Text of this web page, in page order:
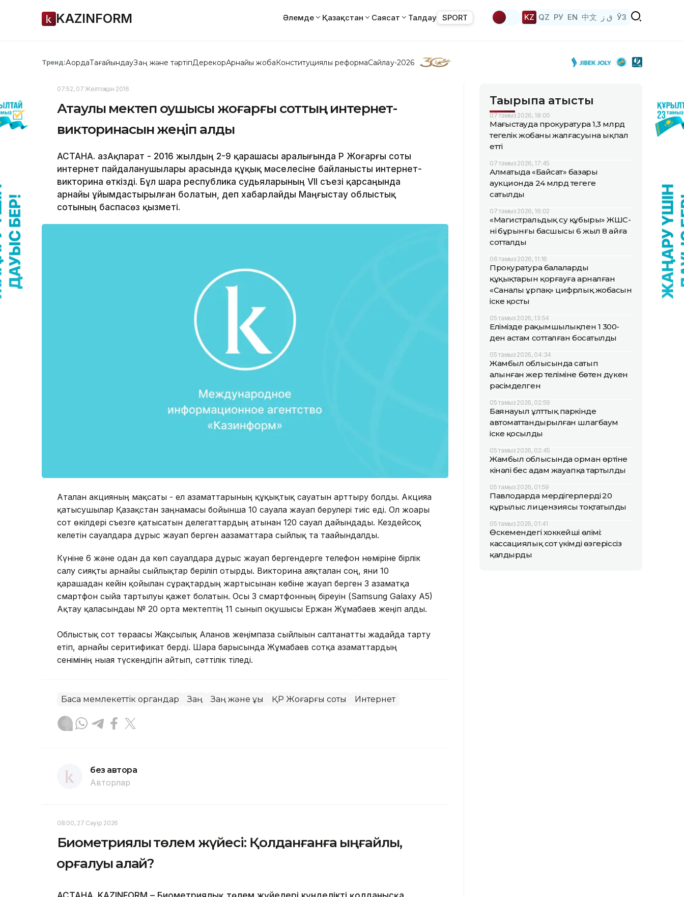
KAZINFORM Әлемде Қазақстан Саясат Талдау SPORT KZ QZ РУ EN 中文 ق ز ЎЗ
Тренд:АқордаТағайындауЗаң және тәртіпДерекқорАрнайы жобаКонституциялық реформаСайлау-2026
07:52, 07 Желтоқсан 2016
Ақтаулық мектеп оқушысы жоғарғы соттың интернет-
викторинасын жеңіп алды
АСТАНА. ҚазАқпарат - 2016 жылдың 2-9 қарашасы аралығында ҚР Жоғарғы соты
интернет пайдаланушылары арасында құқық мәселесіне байланысты интернет-
викторина өткізді. Бұл шара республика судьяларының VII съезі қарсаңында
арнайы ұйымдастырылған болатын, деп хабарлайды Маңғыстау облыстық
сотының баспасөз қызметі.
Аталған акцияның мақсаты - ел азаматтарының құқықтық сауатын арттыру болды. Акцияға
қатысушылар Қазақстан заңнамасы бойынша 10 сауалға жауап берулері тиіс еді. Ол жоғарғы
сот өкілдері съезге қатысатын делегаттардың атынан 120 сауал дайындады. Кездейсоқ
келетін сауалдарға дұрыс жауап берген аазаматтарға сыйлық та тағайындалды.
Күніне 6 және одан да көп сауалдарға дұрыс жауап бергендерге телефон нөміріне бірлік
салу сияқты арнайы сыйлықтар беріліп отырды. Викторина аяқталған соң, яғни 10
қарашадан кейін қойылған сұрақтардың жартысынан көбіне жауап берген 3 азаматқа
смартфон сыйға тартылуы қажет болатын. Осы 3 смартфонның біреуін (Samsung Galaxy А5)
Ақтау қаласындағы № 20 орта мектептің 11 сынып оқушысы Ержан Жұмабаев жеңіп алды.
Облыстық сот төрағасы Жақсылық Аланов жеңімпазға сыйлығын салтанатты жағдайда тарту
етіп, арнайы серитификат берді. Шара барысында Жұмабаев сотқа азаматтардың
сенімінің нығая түскендігін айтып, сәттілік тіледі.
Басқа мемлекеттік органдар Заң Заң және құқық ҚР Жоғарғы соты Интернет
без автора
Авторлар
08:00, 27 Сәуір 2026
Биометриялық төлем жүйесі: Қолданғанға ыңғайлы,
қорғалуы қалай?
Тақырыпқа қатысты
07 тамыз 2026, 18:00
Маңғыстауда прокуратура 1,3 млрд
теңгелік жобаның жалғасуына ықпал
етті
07 тамыз 2026, 17:45
Алматыда «Байсат» базары
аукционда 24 млрд теңгеге
сатылды
07 тамыз 2026, 16:02
«Магистральдық су құбыры» ЖШС-
нің бұрынғы басшысы 6 жыл 8 айға
сотталды
06 тамыз 2026, 11:16
Прокуратура балалардың
құқықтарын қорғауға арналған
«Саналы ұрпақ» цифрлық жобасын
іске қосты
05 тамыз 2026, 13:54
Елімізде рақымшылықпен 1 300-
ден астам сотталған босатылды
05 тамыз 2026, 04:34
Жамбыл облысында сатып
алынған жер теліміне бөтен дүкен
рәсімделген
05 тамыз 2026, 02:59
Баянауыл ұлттық паркінде
автоматтандырылған шлагбаум
іске қосылды
05 тамыз 2026, 02:45
Жамбыл облысында орман өртіне
кінәлі бес адам жауапқа тартылды
05 тамыз 2026, 01:59
Павлодарда мердігерлердің 20
құрылыс лицензиясы тоқтатылды
05 тамыз 2026, 01:41
Өскемендегі хоккейші өлімі:
кассациялық сот үкімді өзгеріссіз
қалдырды